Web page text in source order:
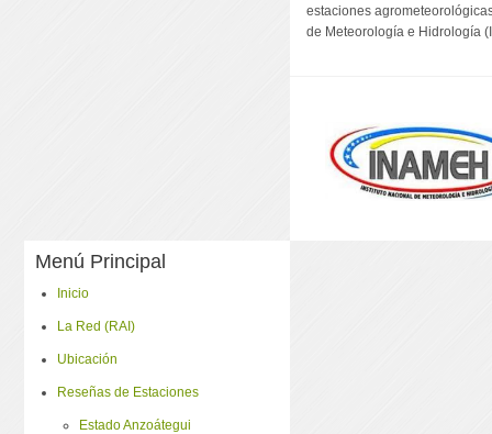
estaciones
de Meteorología e Hidrología
Menú Principal
Inicio
La Red (RAI)
Ubicación
Reseñas de Estaciones
Estado Anzoátegui